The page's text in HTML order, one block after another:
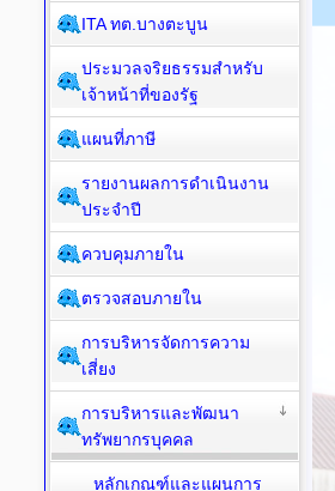
ITA ทต.บางตะบูน
ประมวลจริยธรรมสำหรับ
เจ้าหน้าที่ของรัฐ
แผนที่ภาษี
รายงานผลการดำเนินงาน
ประจำปี
ควบคุมภายใน
ตรวจสอบภายใน
การบริหารจัดการความ
เสี่ยง
การบริหารและพัฒนา
ทรัพยากรบุคคล
หลักเกณฑ์และแผนการ